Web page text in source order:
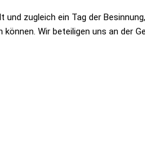
zugleich ein Tag der
Wir beteiligen uns an der